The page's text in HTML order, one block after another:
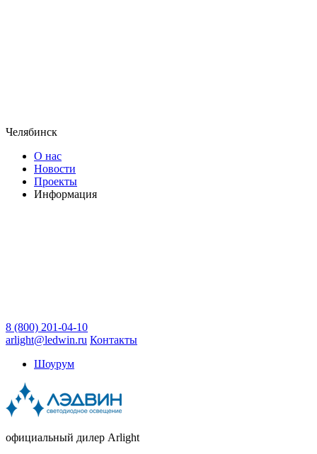
Челябинск
О нас
Новости
Проекты
Информация
8 (800) 201-04-10
arlight@ledwin.ru Контакты
Шоурум
официальный дилер Arlight